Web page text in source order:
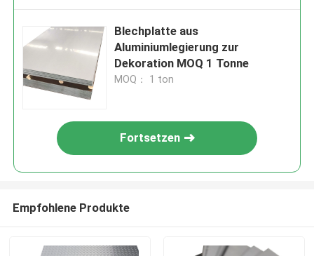
Blechplatte aus
Aluminiumlegierung zur
Dekoration MOQ 1 Tonne
MOQ： 1 ton
Fortsetzen
Empfohlene Produkte